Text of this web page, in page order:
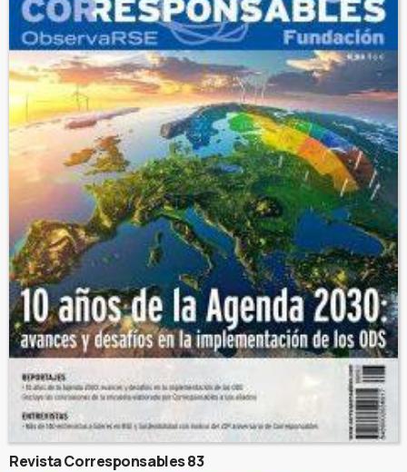
Revista Corresponsables 83